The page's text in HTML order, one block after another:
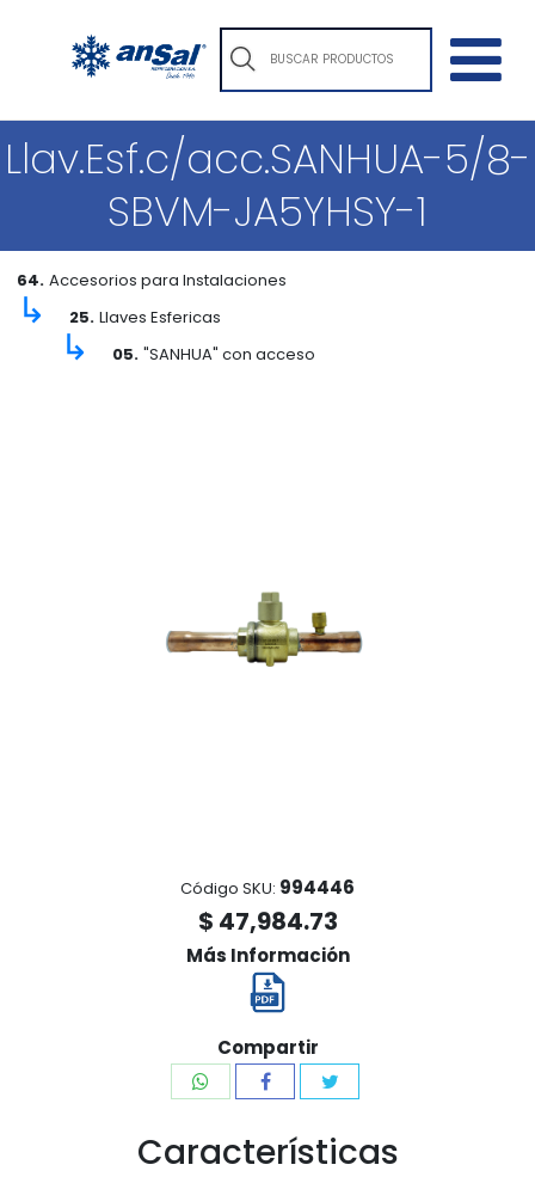
Llav.Esf.c/acc.SANHUA-5/8-
SBVM-JA5YHSY-1
64. Accesorios para Instalaciones
↳ 25. Llaves Esfericas
↳ 05. "SANHUA" con acceso
Código SKU: 994446
$ 47,984.73
Más Información
Compartir
Características